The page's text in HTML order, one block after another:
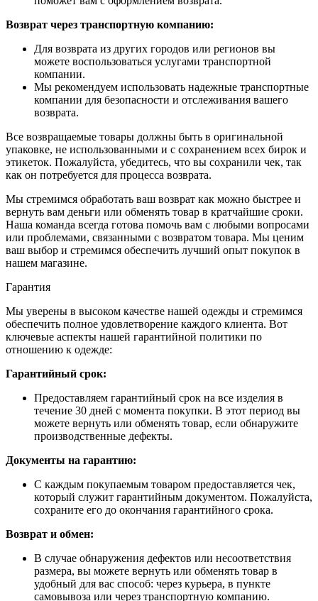
Возврат через транспортную компанию:
Для возврата из других городов или регионов вы
можете воспользоваться услугами транспортной
компании.
Мы рекомендуем использовать надежные транспортные
компании для безопасности и отслеживания вашего
возврата.
Все возвращаемые товары должны быть в оригинальной
упаковке, не использованными и с сохранением всех бирок и
этикеток. Пожалуйста, убедитесь, что вы сохранили чек, так
как он потребуется для процесса возврата.
Мы стремимся обработать ваш возврат как можно быстрее и
вернуть вам деньги или обменять товар в кратчайшие сроки.
Наша команда всегда готова помочь вам с любыми вопросами
или проблемами, связанными с возвратом товара. Мы ценим
ваш выбор и стремимся обеспечить лучший опыт покупок в
нашем магазине.
Гарантия
Мы уверены в высоком качестве нашей одежды и стремимся
обеспечить полное удовлетворение каждого клиента. Вот
ключевые аспекты нашей гарантийной политики по
отношению к одежде:
Гарантийный срок:
Предоставляем гарантийный срок на все изделия в
течение 30 дней с момента покупки. В этот период вы
можете вернуть или обменять товар, если обнаружите
производственные дефекты.
Документы на гарантию:
С каждым покупаемым товаром предоставляется чек,
который служит гарантийным документом. Пожалуйста,
сохраните его до окончания гарантийного срока.
Возврат и обмен:
В случае обнаружения дефектов или несоответствия
размера, вы можете вернуть или обменять товар в
удобный для вас способ: через курьера, в пункте
самовывоза или через транспортную компанию.